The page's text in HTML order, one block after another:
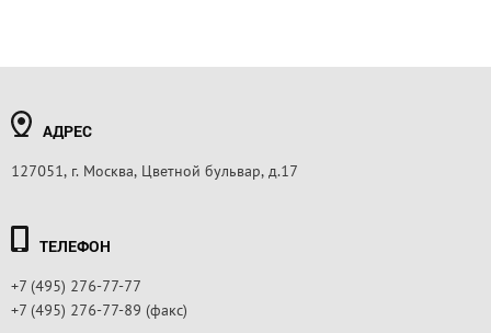
АДРЕС
127051, г. Москва, Цветной бульвар, д.17
ТЕЛЕФОН
+7 (495) 276-77-77
+7 (495) 276-77-89 (факс)